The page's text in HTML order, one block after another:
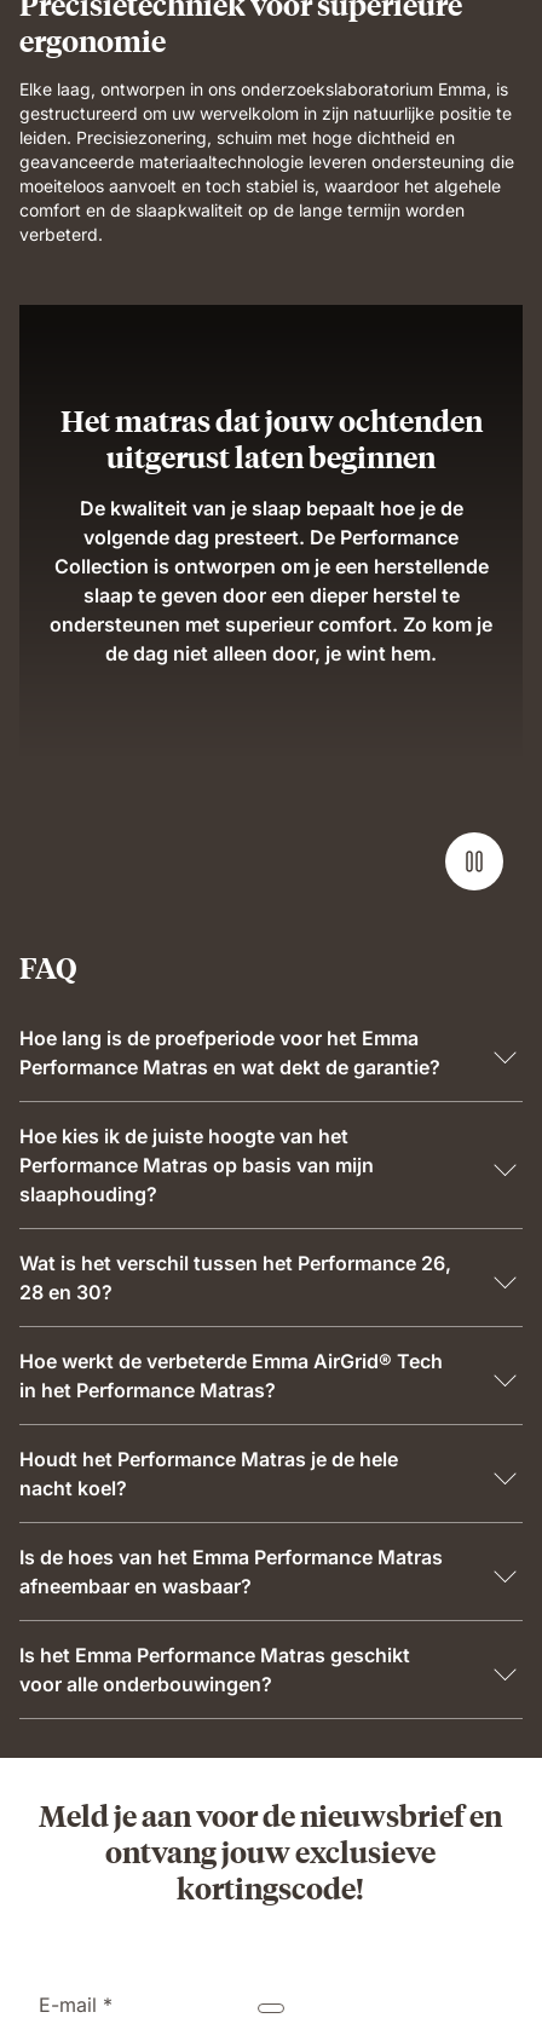
ergonomie
Elke laag, ontworpen in ons onderzoekslaboratorium Emma, is
gestructureerd om uw wervelkolom in zijn natuurlijke positie te
leiden. Precisiezonering, schuim met hoge dichtheid en
geavanceerde materiaaltechnologie leveren ondersteuning die
moeiteloos aanvoelt en toch stabiel is, waardoor het algehele
comfort en de slaapkwaliteit op de lange termijn worden
verbeterd.
Het matras dat jouw ochtenden
uitgerust laten beginnen
De kwaliteit van je slaap bepaalt hoe je de
volgende dag presteert. De Performance
Collection is ontworpen om je een herstellende
slaap te geven door een dieper herstel te
ondersteunen met superieur comfort. Zo kom je
de dag niet alleen door, je wint hem.
FAQ
Hoe lang is de proefperiode voor het Emma
Performance Matras en wat dekt de garantie?
Hoe kies ik de juiste hoogte van het
Performance Matras op basis van mijn
slaaphouding?
Wat is het verschil tussen het Performance 26,
28 en 30?
Hoe werkt de verbeterde Emma AirGrid® Tech
in het Performance Matras?
Houdt het Performance Matras je de hele
nacht koel?
Is de hoes van het Emma Performance Matras
afneembaar en wasbaar?
Is het Emma Performance Matras geschikt
voor alle onderbouwingen?
Meld je aan voor de nieuwsbrief en
ontvang jouw exclusieve
kortingscode!
E-mail *